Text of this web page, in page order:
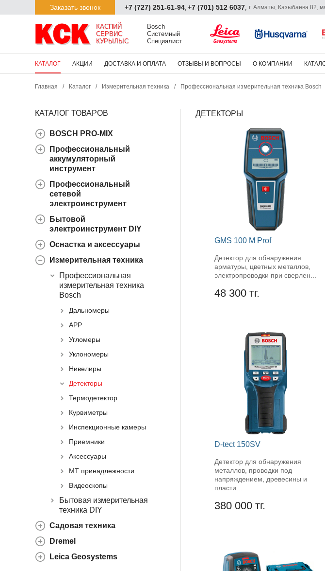
Заказать звонок +7 (727) 251-61-94, +7 (701) 512 6037, г. Алматы, Казыбаева 82,
КАСПИЙ
СЕРВИС
КУРЫЛЫС
Bosch
Системный
Специалист
КАТАЛОГ АКЦИИ ДОСТАВКА И ОПЛАТА ОТЗЫВЫ И ВОПРОСЫ О КОМПАНИИ
Главная / Каталог / Измерительная техника / Профессиональная измерительная техника Bosch
КАТАЛОГ ТОВАРОВ
BOSCH PRO-MIX
Профессиональный
аккумуляторный
инструмент
Профессиональный
сетевой
электроинструмент
Бытовой
электроинструмент DIY
Оснастка и аксессуары
Измерительная техника
Профессиональная
измерительная техника
Bosch
Дальномеры
APP
Угломеры
Уклономеры
Нивелиры
Детекторы
Термодетектор
Курвиметры
Инспекционные камеры
Приемники
Аксессуары
МТ принадлежности
Видеоскопы
Бытовая измерительная
техника DIY
Садовая техника
Dremel
Leica Geosystems
ДЕТЕКТОРЫ
GMS 100 M Prof
Детектор для обнаружения
арматуры, цветных металлов,
электропроводки при сверлен...
48 300 тг.
D-tect 150SV
Детектор для обнаружения
металлов, проводки под
напряждением, древесины и
пласти...
380 000 тг.